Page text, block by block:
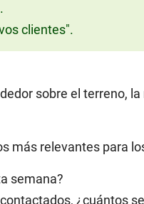
clientes".
sobre el terreno,
más relevantes para
semana?
¿cuántos